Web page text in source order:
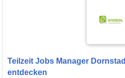
Teilzeit Jobs Manager
entdecken